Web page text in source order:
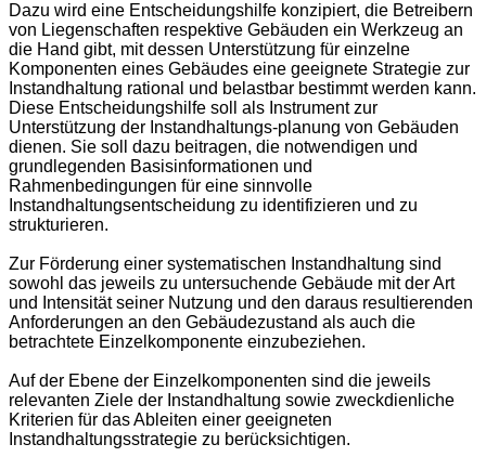
Dazu wird eine Entscheidungshilfe konzipiert, die Betreibern
von Liegenschaften respektive Gebäuden ein Werkzeug an
die Hand gibt, mit dessen Unterstützung für einzelne
Komponenten eines Gebäudes eine geeignete Strategie zur
Instandhaltung rational und belastbar bestimmt werden kann.
Diese Entscheidungshilfe soll als Instrument zur
Unterstützung der Instandhaltungs-planung von Gebäuden
dienen. Sie soll dazu beitragen, die notwendigen und
grundlegenden Basisinformationen und
Rahmenbedingungen für eine sinnvolle
Instandhaltungsentscheidung zu identifizieren und zu
strukturieren.
Zur Förderung einer systematischen Instandhaltung sind
sowohl das jeweils zu untersuchende Gebäude mit der Art
und Intensität seiner Nutzung und den daraus resultierenden
Anforderungen an den Gebäudezustand als auch die
betrachtete Einzelkomponente einzubeziehen.
Auf der Ebene der Einzelkomponenten sind die jeweils
relevanten Ziele der Instandhaltung sowie zweckdienliche
Kriterien für das Ableiten einer geeigneten
Instandhaltungsstrategie zu berücksichtigen.